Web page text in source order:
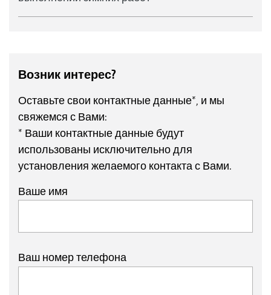
Возник интерес?
Оставьте свои контактные данные*, и мы
свяжемся с Вами:
* Ваши контактные данные будут
использованы исключительно для
установления желаемого контакта с Вами.
Ваше имя
Ваш номер телефона